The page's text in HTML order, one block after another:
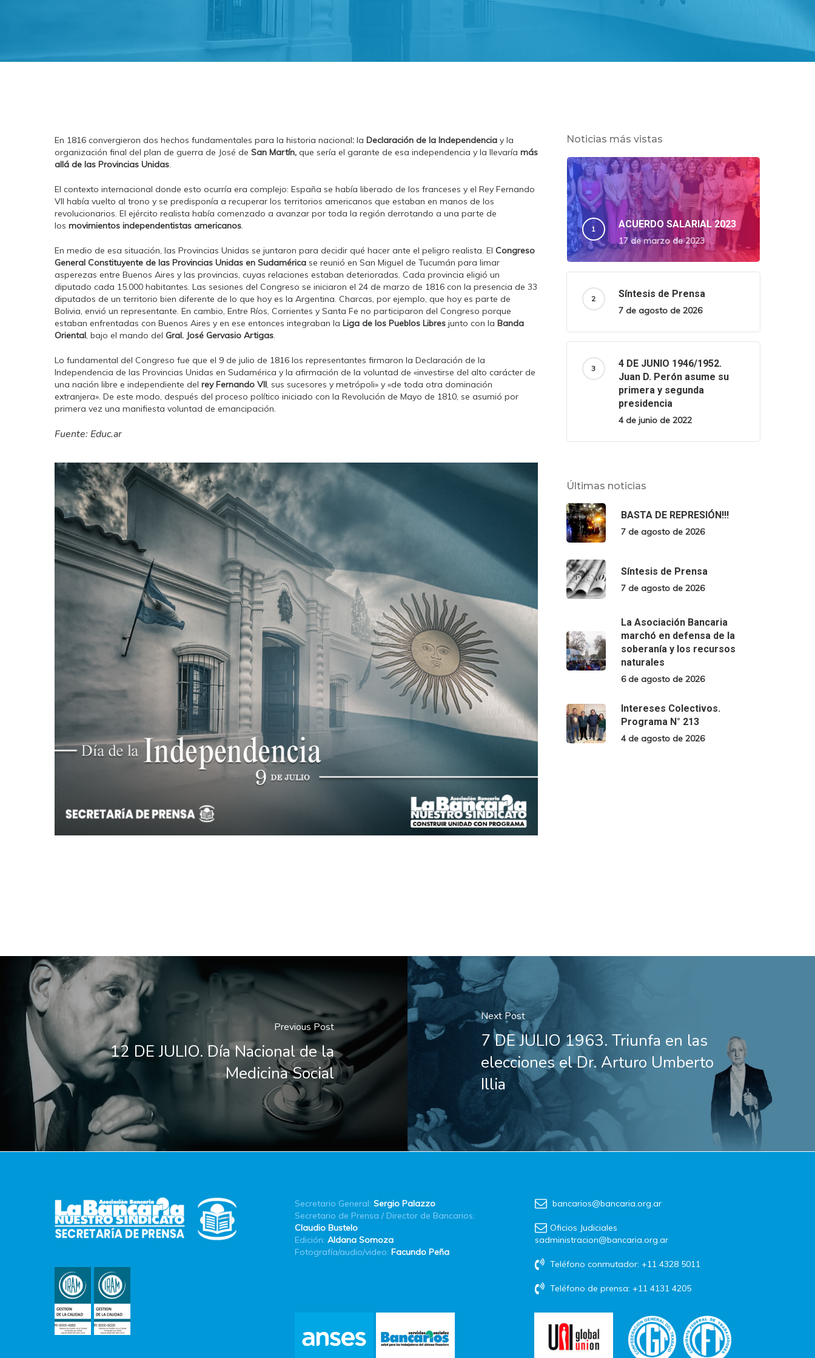
En 1816 convergieron dos hechos fundamentales para la historia nacional: la Declaración de la Independencia y la
organización final del plan de guerra de José de San Martín, que sería el garante de esa independencia y la llevaría más
allá de las Provincias Unidas.
El contexto internacional donde esto ocurría era complejo: España se había liberado de los franceses y el Rey Fernando
VII había vuelto al trono y se predisponía a recuperar los territorios americanos que estaban en manos de los
revolucionarios. El ejército realista había comenzado a avanzar por toda la región derrotando a una parte de
los movimientos independentistas americanos.
En medio de esa situación, las Provincias Unidas se juntaron para decidir qué hacer ante el peligro realista. El Congreso
General Constituyente de las Provincias Unidas en Sudamérica se reunió en San Miguel de Tucumán para limar
asperezas entre Buenos Aires y las provincias, cuyas relaciones estaban deterioradas. Cada provincia eligió un
diputado cada 15.000 habitantes. Las sesiones del Congreso se iniciaron el 24 de marzo de 1816 con la presencia de 33
diputados de un territorio bien diferente de lo que hoy es la Argentina. Charcas, por ejemplo, que hoy es parte de
Bolivia, envió un representante. En cambio, Entre Ríos, Corrientes y Santa Fe no participaron del Congreso porque
estaban enfrentadas con Buenos Aires y en ese entonces integraban la Liga de los Pueblos Libres junto con la Banda
Oriental, bajo el mando del Gral. José Gervasio Artigas.
Lo fundamental del Congreso fue que el 9 de julio de 1816 los representantes firmaron la Declaración de la
Independencia de las Provincias Unidas en Sudamérica y la afirmación de la voluntad de «investirse del alto carácter de
una nación libre e independiente del rey Fernando VII, sus sucesores y metrópoli» y «de toda otra dominación
extranjera». De este modo, después del proceso político iniciado con la Revolución de Mayo de 1810, se asumió por
primera vez una manifiesta voluntad de emancipación.
Fuente: Educ.ar
Noticias más vistas
ACUERDO SALARIAL 2023
17 de marzo de 2023
Síntesis de Prensa
7 de agosto de 2026
4 DE JUNIO 1946/1952.
Juan D. Perón asume su
primera y segunda
presidencia
4 de junio de 2022
Últimas noticias
BASTA DE REPRESIÓN!!!
7 de agosto de 2026
Síntesis de Prensa
7 de agosto de 2026
La Asociación Bancaria
marchó en defensa de la
soberanía y los recursos
naturales
6 de agosto de 2026
Intereses Colectivos.
Programa N° 213
4 de agosto de 2026
Previous Post
12 DE JULIO. Día Nacional de la
Medicina Social
Next Post
7 DE JULIO 1963. Triunfa en las
elecciones el Dr. Arturo Umberto
Illia
Secretario General: Sergio Palazzo
Secretario de Prensa / Director de Bancarios:
Claudio Bustelo
Edición: Aldana Somoza
Fotografía/audio/video: Facundo Peña
bancarios@bancaria.org.ar
Oficios Judiciales
sadministracion@bancaria.org.ar
Teléfono conmutador: +11 4328 5011
Teléfono de prensa: +11 4131 4205